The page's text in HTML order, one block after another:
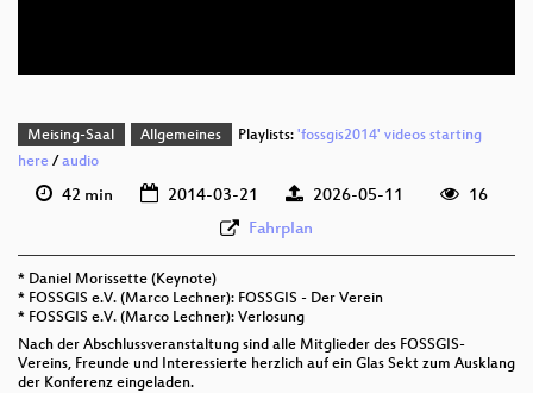
Meising-Saal Allgemeines Playlists: 'fossgis2014' videos starting
here /audio
42 min 2014-03-21 2026-05-11
16
Fahrplan
* Daniel Morissette (Keynote)
* FOSSGIS e.V. (Marco Lechner): FOSSGIS - Der Verein
* FOSSGIS e.V. (Marco Lechner): Verlosung
Nach der Abschlussveranstaltung sind alle Mitglieder des FOSSGIS-
Vereins, Freunde und Interessierte herzlich auf ein Glas Sekt zum Ausklang
der Konferenz eingeladen.